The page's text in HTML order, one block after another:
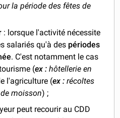
la période des fêtes de
: lorsque l'activité nécessite
salariés qu'à des périodes
. C'est notamment le cas
(ex : hôtellerie en
l'agriculture (ex : récoltes
moisson) ;
peut recourir au CDD